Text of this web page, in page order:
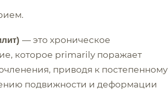
— это хроническое
которое primarily поражает
приводя к постепенному
подвижности и деформации